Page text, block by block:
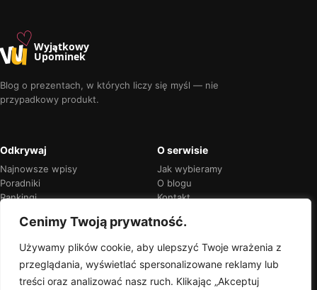
Cenimy Twoją prywatność.
Używamy plików cookie, aby ulepszyć Twoje wrażenia z
przeglądania, wyświetlać spersonalizowane reklamy lub
treści oraz analizować nasz ruch. Klikając „Akceptuj
u♡Wyjątkowy
Upominek
Blog o prezentach, w których liczy się myśl — nie
przypadkowy produkt.
Odkrywaj
Najnowsze wpisy
Poradniki
Rankingi
O serwisie
Jak wybieramy
O blogu
Kontakt
Przejrzyste rekomendacje